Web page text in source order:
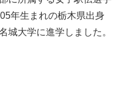
年生まれの栃木県出身
城大学に進学しました。